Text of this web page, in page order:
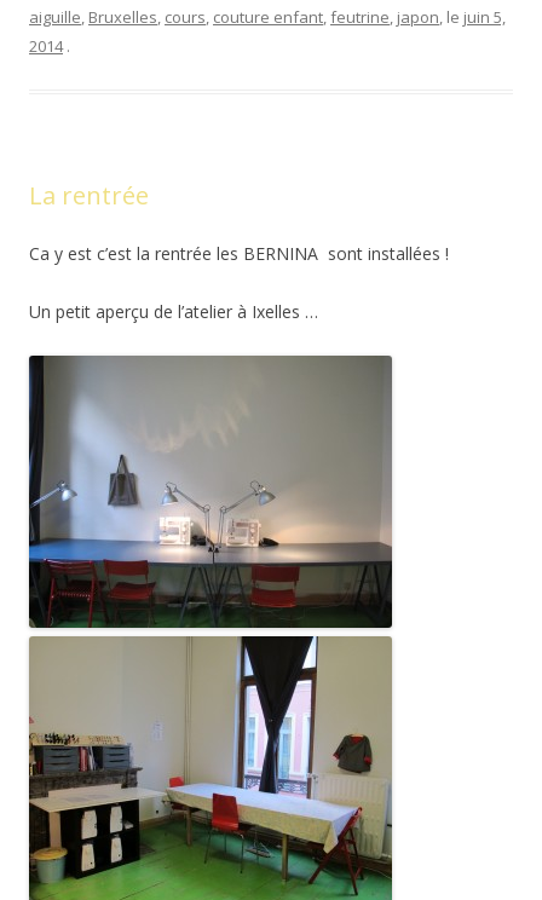
aiguille, Bruxelles, cours, couture enfant,feutrine, japon, le juin 5,
2014 .
La rentrée
Ca y est c’est la rentrée les BERNINA sont installées !
Un petit aperçu de l’atelier à Ixelles …